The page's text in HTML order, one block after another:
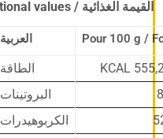
Valeurs nutritionnelles / Nutritional values / القيمة الغذائية
العربية
الطاقة
KCAL
البروتينات
الكربوهيدرات